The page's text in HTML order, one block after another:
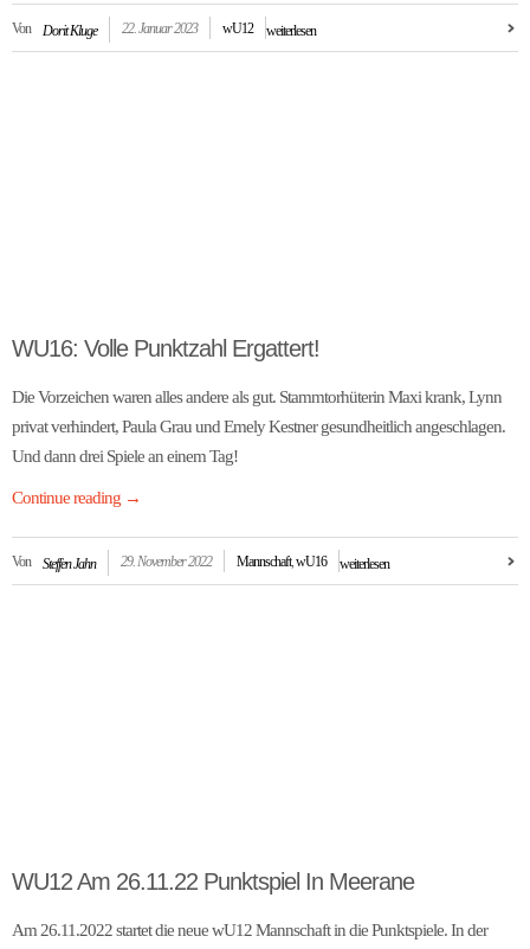
Von Dorit Kluge 22. Januar 2023 wU12 weiterlesen
WU16: Volle Punktzahl Ergattert!
Die Vorzeichen waren alles andere als gut. Stammtorhüterin Maxi krank, Lynn
privat verhindert, Paula Grau und Emely Kestner gesundheitlich angeschlagen.
Und dann drei Spiele an einem Tag!
Continue reading →
Von Steffen Jahn 29. November 2022 Mannschaft,wU16 weiterlesen
WU12 Am 26.11.22 Punktspiel In Meerane
Am 26.11.2022 startet die neue wU12 Mannschaft in die Punktspiele. In der